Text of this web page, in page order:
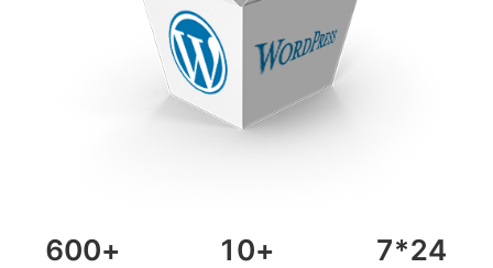
600 10 7